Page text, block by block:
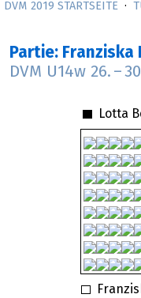
DVM 2019 STARTSEITE
Partie:
DVM U14w 26. –
Lotta